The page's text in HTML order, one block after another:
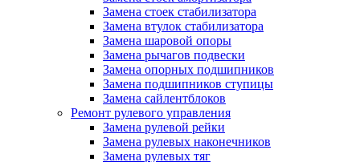
Замена стоек стабилизатора
Замена втулок стабилизатора
Замена шаровой опоры
Замена рычагов подвески
Замена опорных подшипников
Замена подшипников ступицы
Замена сайлентблоков
Ремонт рулевого управления
Замена рулевой рейки
Замена рулевых наконечников
Замена рулевых тяг